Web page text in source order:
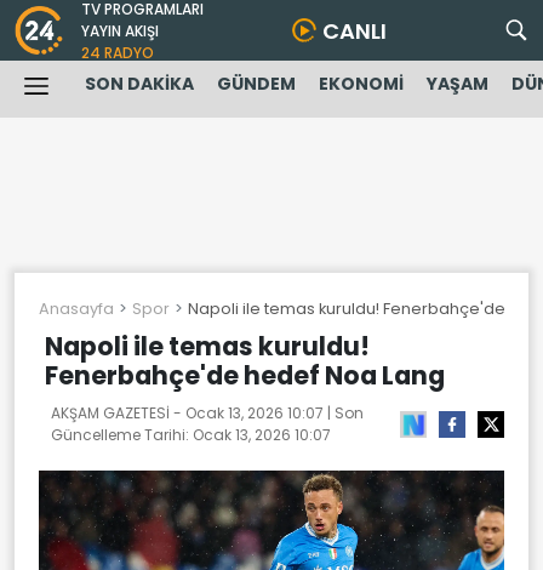
TV PROGRAMLARI
YAYIN AKIŞI
24 RADYO
CANLI
SON DAKİKA GÜNDEM EKONOMİ YAŞAM
Anasayfa Spor Napoli ile temas kuruldu! Fenerbahçe'de
Napoli ile temas kuruldu!
Fenerbahçe'de hedef Noa Lang
AKŞAM GAZETESİ - Ocak 13, 2026 10:07 | Son
Güncelleme Tarihi: Ocak 13, 2026 10:07